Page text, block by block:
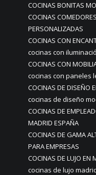
COCINAS BONITAS
COCINAS
PERSONALIZADAS
COCINAS CON
cocinas con
COCINAS CON
cocinas con paneles
COCINAS DE DISEÑO
cocinas de diseño
COCINAS DE
MADRID ESPAÑA
COCINAS DE GAMA
PARA EMPRESAS
COCINAS DE LUJO EN
cocinas de lujo